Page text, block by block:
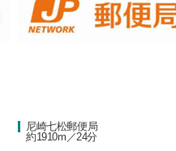
尼崎七松郵便局
約1910m／24分